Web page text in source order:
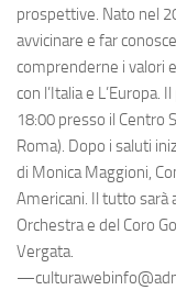
prospettive. Nato nel
avvicinare e far
comprenderne i valori
con l’Italia e
18:00 presso il Centro
Roma). Dopo i saluti
di Monica Maggioni,
Americani. Il tutto sarà
Orchestra e del Coro
Vergata.